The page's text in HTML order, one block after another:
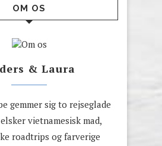
OM OS
& Laura
gemmer sig to rejseglade
vietnamesisk mad,
roadtrips og farverige